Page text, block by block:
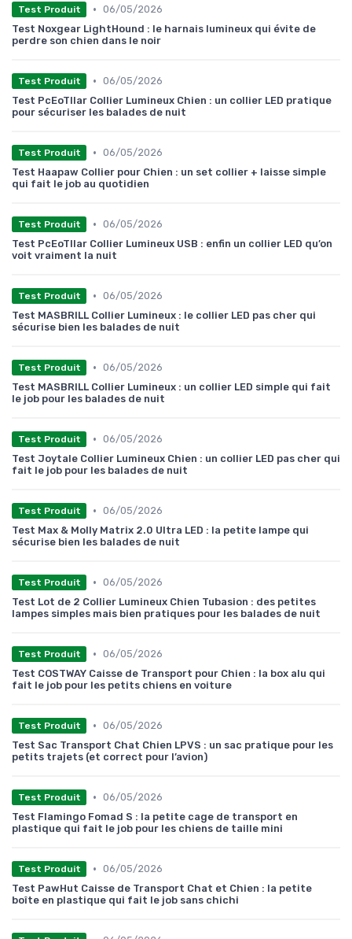
Test Produit • 06/05/2026
Test Noxgear LightHound : le harnais lumineux qui évite de
perdre son chien dans le noir
Test Produit • 06/05/2026
Test PcEoTllar Collier Lumineux Chien : un collier LED pratique
pour sécuriser les balades de nuit
Test Produit • 06/05/2026
Test Haapaw Collier pour Chien : un set collier + laisse simple
qui fait le job au quotidien
Test Produit • 06/05/2026
Test PcEoTllar Collier Lumineux USB : enfin un collier LED qu’on
voit vraiment la nuit
Test Produit • 06/05/2026
Test MASBRILL Collier Lumineux : le collier LED pas cher qui
sécurise bien les balades de nuit
Test Produit • 06/05/2026
Test MASBRILL Collier Lumineux : un collier LED simple qui fait
le job pour les balades de nuit
Test Produit • 06/05/2026
Test Joytale Collier Lumineux Chien : un collier LED pas cher qui
fait le job pour les balades de nuit
Test Produit • 06/05/2026
Test Max & Molly Matrix 2.0 Ultra LED : la petite lampe qui
sécurise bien les balades de nuit
Test Produit • 06/05/2026
Test Lot de 2 Collier Lumineux Chien Tubasion : des petites
lampes simples mais bien pratiques pour les balades de nuit
Test Produit • 06/05/2026
Test COSTWAY Caisse de Transport pour Chien : la box alu qui
fait le job pour les petits chiens en voiture
Test Produit • 06/05/2026
Test Sac Transport Chat Chien LPVS : un sac pratique pour les
petits trajets (et correct pour l’avion)
Test Produit • 06/05/2026
Test Flamingo Fomad S : la petite cage de transport en
plastique qui fait le job pour les chiens de taille mini
Test Produit • 06/05/2026
Test PawHut Caisse de Transport Chat et Chien : la petite
boîte en plastique qui fait le job sans chichi